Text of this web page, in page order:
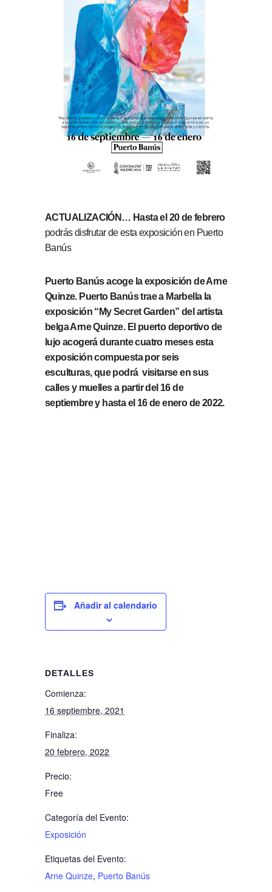
ACTUALIZACIÓN… Hasta el 20 de febrero
podrás disfrutar de esta exposición en Puerto
Banús
Puerto Banús acoge la exposición de Arne
Quinze. Puerto Banús trae a Marbella la
exposición “My Secret Garden” del artista
belga Arne Quinze. El puerto deportivo de
lujo acogerá durante cuatro meses esta
exposición compuesta por seis
esculturas, que podrá visitarse en sus
calles y muelles a partir del 16 de
septiembre y hasta el 16 de enero de 2022.
Añadir al calendario
DETALLES
Comienza:
16 septiembre, 2021
Finaliza:
20 febrero, 2022
Precio:
Free
Categoría del Evento:
Exposición
Etiquetas del Evento:
Arne Quinze, Puerto Banús